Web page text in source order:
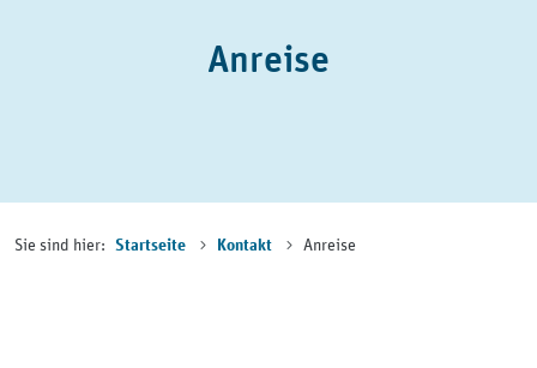
Anreise
Sie sind hier: Startseite Kontakt Anreise